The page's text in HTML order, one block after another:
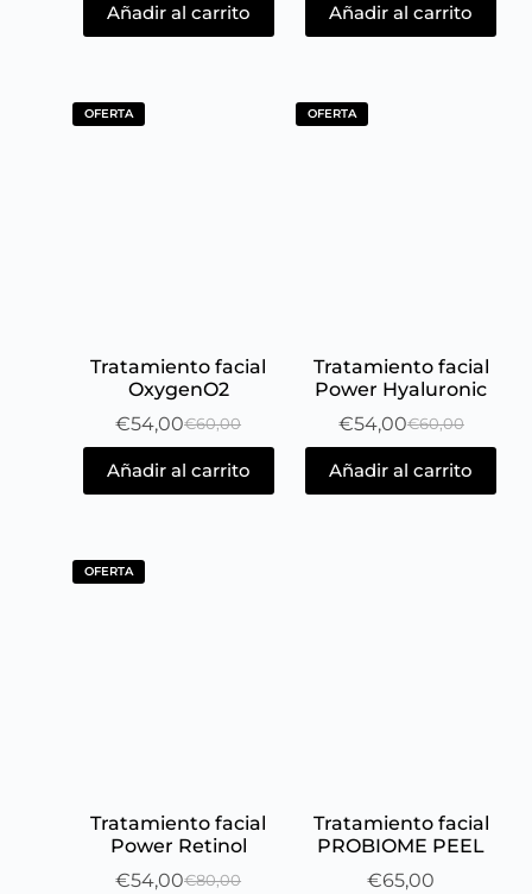
Añadir al carrito Añadir al carrito
OFERTA
Tratamiento facial
OxygenO2
€60,00
€54,00
Añadir al carrito
OFERTA
Tratamiento facial
Power Hyaluronic
€60,00
€54,00
Añadir al carrito
OFERTA
Tratamiento facial
Power Retinol
€80,00
€54,00
Tratamiento facial
PROBIOME PEEL
€65,00